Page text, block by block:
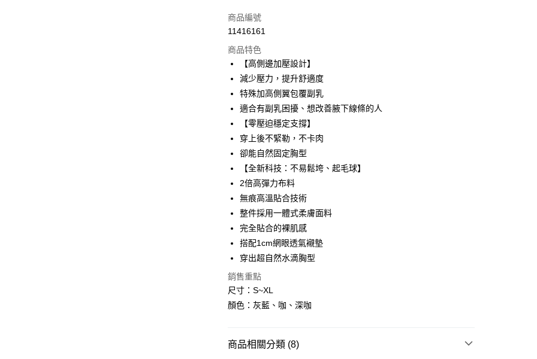
信用卡一次付款
3 期 0 利率 每期
合作金庫商業銀行
華南商業銀行
國泰世華商業銀行
兆豐國際商業銀行
臺灣中小企業銀行
匯豐（台灣）商業銀行
聯邦商業銀行
元大商業銀行
台新國際商業銀行
台灣樂天信用卡公司
6 期 0 利率 每期NT$115
合作金庫商業銀行
華南商業銀行
彰化商業銀行
上海商業儲蓄銀行
臺灣中小企業銀行
匯豐（台灣）商業銀行
聯邦商業銀行
元大商業銀行
玉山商業銀行
台灣樂天信用卡公司
超商取貨付款
LINE Pay
Apple Pay
街口支付
悠遊付
AFTEE先享後付
【關於「AFTEE先享後付」】
AFTEE先享後付是「在收到商品之後才付款」的支付方式。 讓您購物簡單
便利好安心！
２．便利：只要手機號碼，簡訊認證，即可結帳。
３．安心：先確認商品／服務後，再付款。
【「AFTEE先享後付」結帳流程】
２．訂單成立數日內，您將收到繳費通知簡訊。
３．收到繳費通知簡訊後14天內，點擊此簡訊中的連結，可透過四大超商
ATM付款
運送方式
全家付款取貨
7-11付款取貨
商品編號
11416161
商品特色
【高側邊加壓設計】
減少壓力，提升舒適度
特殊加高側翼包覆副乳
適合有副乳困擾、想改善腋下線條的人
【零壓迫穩定支撐】
穿上後不緊勒，不卡肉
卻能自然固定胸型
【全新科技：不易鬆垮、起毛球】
2倍高彈力布料
無痕高溫貼合技術
整件採用一體式柔膚面料
完全貼合的裸肌感
搭配1cm網眼透氣襯墊
穿出超自然水滴胸型
銷售重點
尺寸：S~XL
顏色：灰藍、咖、深咖
商品相關分類 (8)